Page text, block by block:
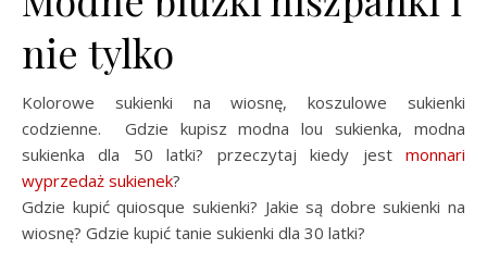
nie tylko
Kolorowe sukienki na wiosnę, koszulowe sukienki
codzienne. Gdzie kupisz modna lou sukienka, modna
sukienka dla 50 latki? przeczytaj kiedy jest monnari
wyprzedaż sukienek?
Gdzie kupić quiosque sukienki? Jakie są dobre sukienki na
wiosnę? Gdzie kupić tanie sukienki dla 30 latki?